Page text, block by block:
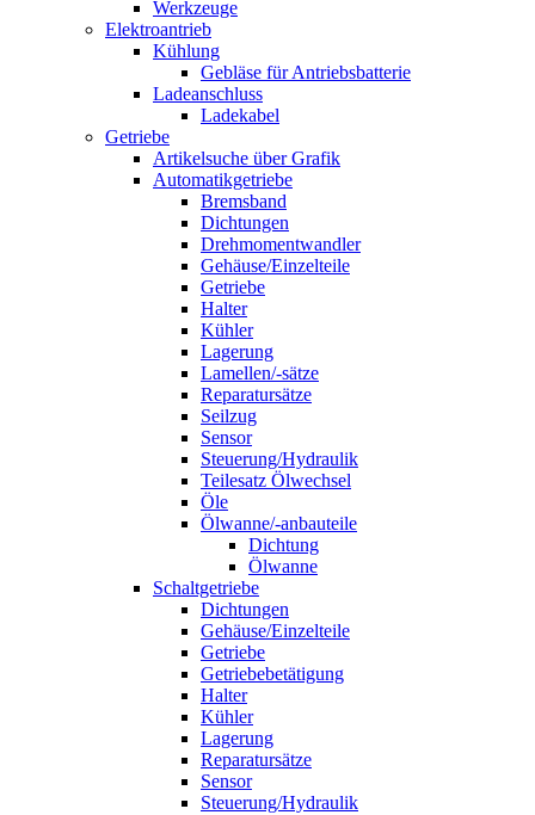
Werkzeuge
Elektroantrieb
Kühlung
Gebläse für Antriebsbatterie
Ladeanschluss
Ladekabel
Getriebe
Artikelsuche über Grafik
Automatikgetriebe
Bremsband
Dichtungen
Drehmomentwandler
Gehäuse/Einzelteile
Getriebe
Halter
Kühler
Lagerung
Lamellen/-sätze
Reparatursätze
Seilzug
Sensor
Steuerung/Hydraulik
Teilesatz Ölwechsel
Öle
Ölwanne/-anbauteile
Dichtung
Ölwanne
Schaltgetriebe
Dichtungen
Gehäuse/Einzelteile
Getriebe
Getriebebetätigung
Halter
Kühler
Lagerung
Reparatursätze
Sensor
Steuerung/Hydraulik